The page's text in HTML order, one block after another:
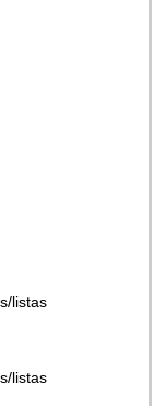
listas
listas